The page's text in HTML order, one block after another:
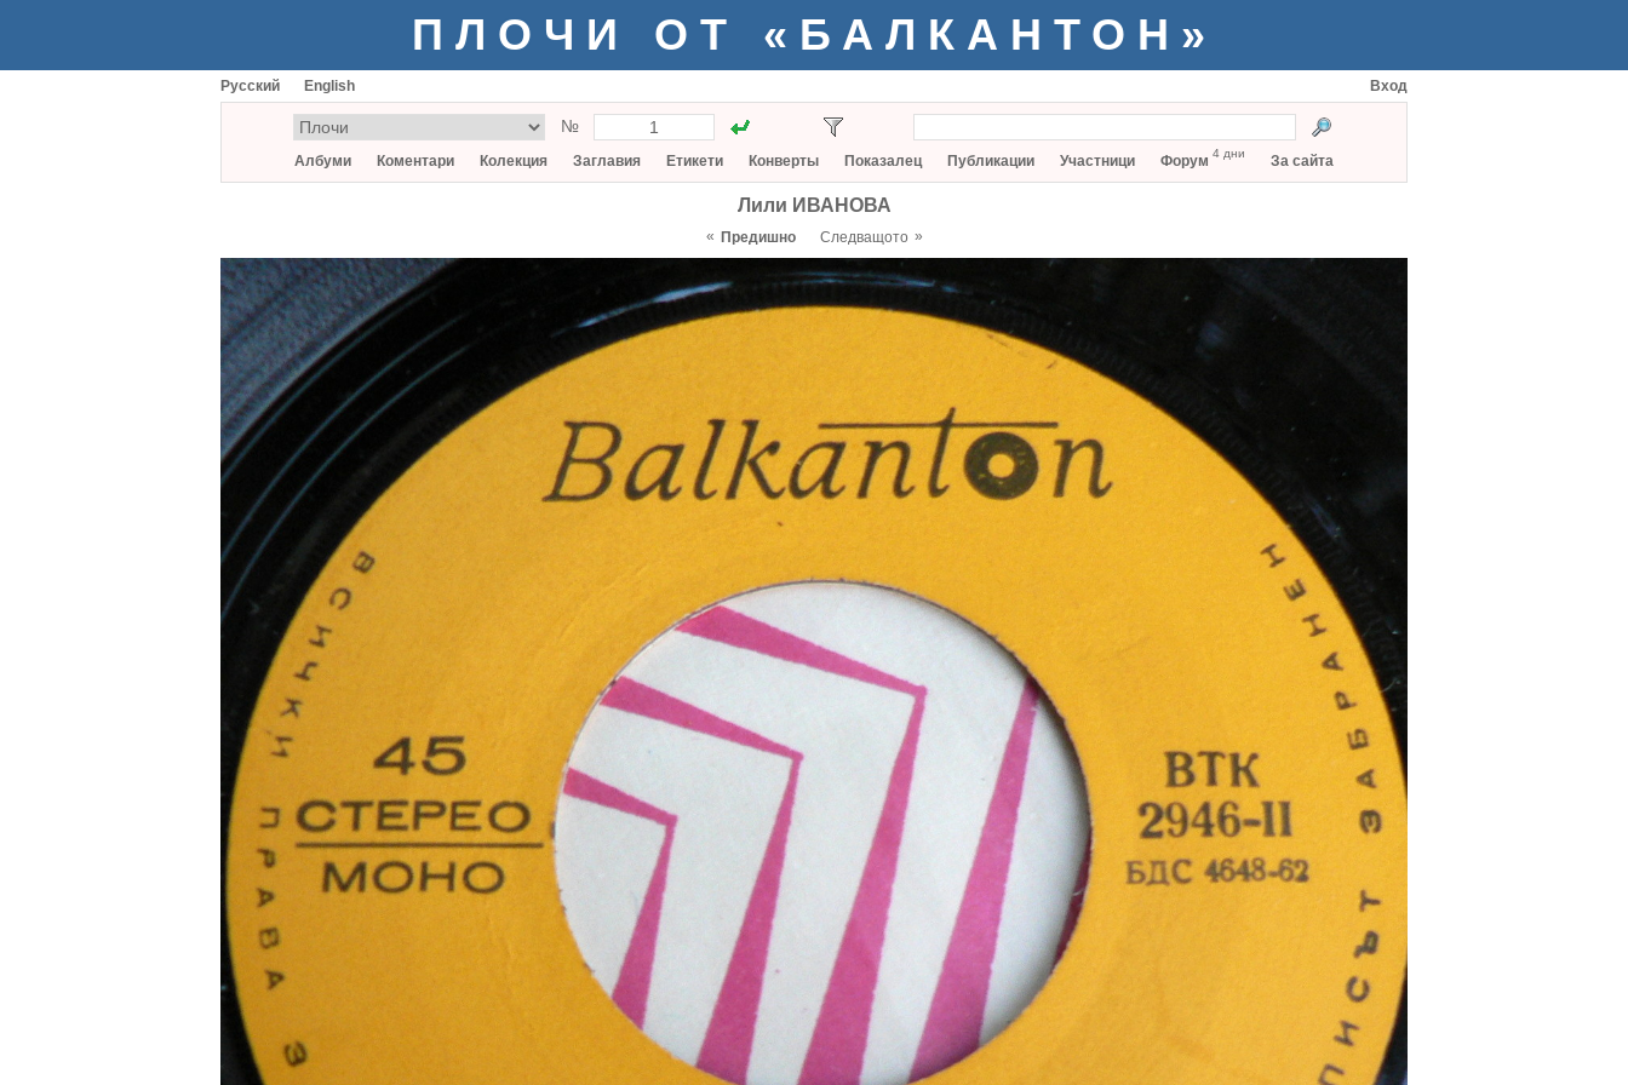
ПЛОЧИ ОТ «БАЛКАНТОН»
Русский English Вход
№
Албуми Коментари Колекция Заглавия Етикети Конверты Показалец Публикации Участници Форум 4 дни За сайта
Лили ИВАНОВА
« Предишно Следващото »